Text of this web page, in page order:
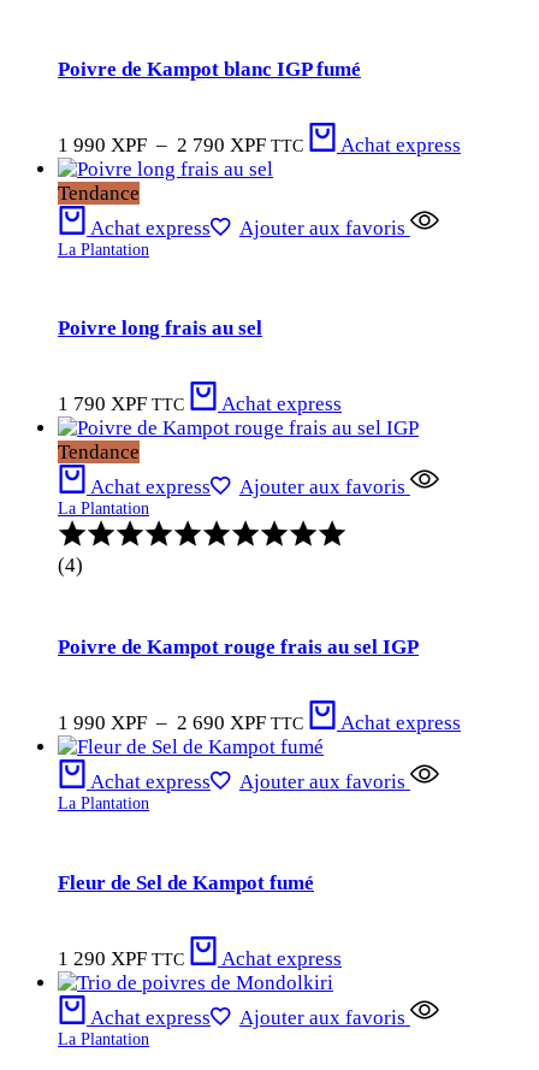
Poivre de Kampot blanc IGP fumé
1 990 XPF – 2 790 XPF
de
prix :
990 XPF
TTC Achat express
Tendance
Achat express
Ajouter aux favoris
La Plantation
Poivre long frais au sel
1 790 XPF TTC Achat express
Tendance
Achat express
Ajouter aux favoris
La Plantation
(4)
Poivre de Kampot rouge frais au sel IGP
1 990 XPF – 2 690 XPF
Plage
de
prix :
1
690 XPF
TTC Achat express
Achat express Ajouter aux favoris
La Plantation
Fleur de Sel de Kampot fumé
1 290 XPF TTC Achat express
Achat express Ajouter aux favoris
La Plantation